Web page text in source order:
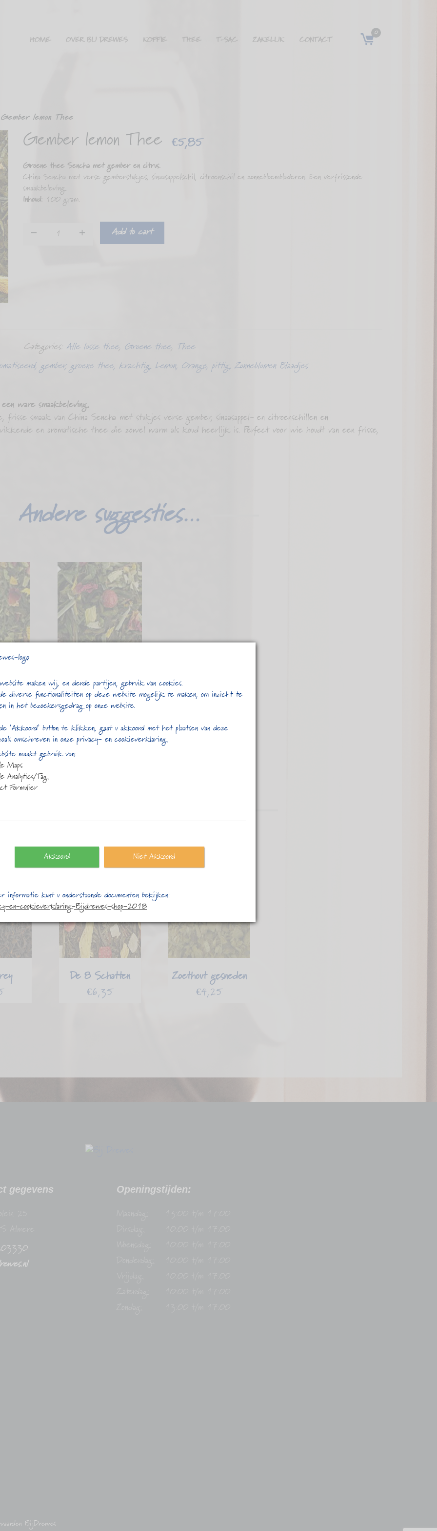
0
HOME OVER BIJ DREWES KOFFIE THEE T-SAC ZAKELIJK CONTACT
Gember lemon Thee
Gember lemon Thee €5,85
Groene thee Sencha met gember en citrus.
China Sencha met verse gemberstukjes, sinaasappelschil, citroenschil en zonnebloembladeren. Een verfrissende
smaakbeleving.
Inhoud: 100 gram.
Gember Add to cart
Categories: Alle losse thee, Groene thee, Thee
, gember, groene thee, krachtig, Lemon, Orange, pittig, Zonneblomen Blaadjes
ware smaakbeleving.
smaak van China Sencha met stukjes verse gember, sinaasappel- en citroenschillen en
en aromatische thee die zowel warm als koud heerlijk is. Perfect voor wie houdt van een frisse,
Andere suggesties…
Champagne witte
thee
€3,95
producten
De 8 Schatten
€6,35
Zoethout gesneden
€4,25
gegevens Openingstijden:
BijDrewes
maken wij, en derde partijen, gebruik van cookies.
diverse functionaliteiten op deze website mogelijk te maken, om inzicht te
in het bezoekersgedrag op onze website.
‘Akkoord’ button te klikken, gaat u akkoord met het plaatsen van deze
omschreven in onze privacy- en cookieverklaring
maakt gebruik van:
Maps
Analytics/Tag
Formulier
Akkoord Niet Akkoord
informatie kunt u onderstaande documenten bekijken:
en-cookieverklaring-Bijdrewes-shop-2018